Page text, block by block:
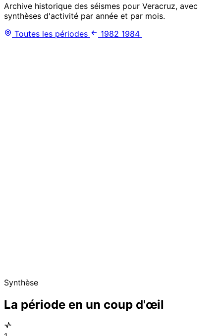
Archive historique des séismes pour Veracruz, avec
synthèses d'activité par année et par mois.
Toutes les périodes
1982 1984
Synthèse
La période en un coup d'œil